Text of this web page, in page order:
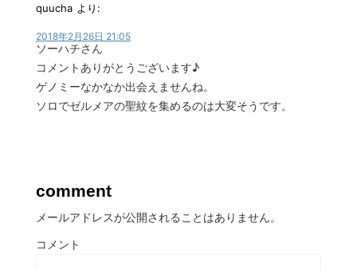
quucha より:
2018年2月26日 21:05
ソーハチさん
コメントありがとうございます♪
ゲノミーなかなか出会えませんね。
ソロでゼルメアの聖紋を集めるのは大変そうです。
comment
メールアドレスが公開されることはありません。
コメント